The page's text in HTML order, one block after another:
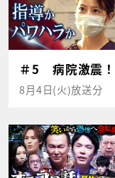
＃5 病院激震
8月4日(火)放送分